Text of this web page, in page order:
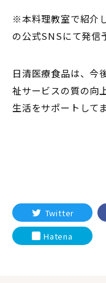
※本料理教室で紹介
の公式SNSにて発信
日清医療食品は、今
祉サービスの質の向
生活をサポートして
Twitter
Hatena